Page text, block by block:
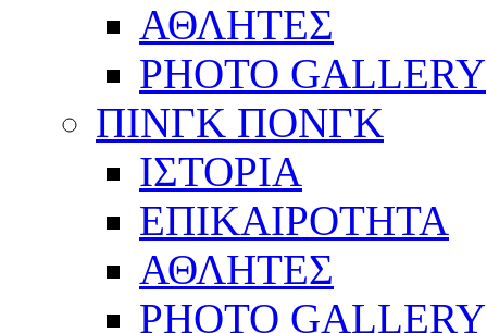
ΑΘΛΗΤΕΣ
PHOTO GALLERY
ΠΙΝΓΚ ΠΟΝΓΚ
ΙΣΤΟΡΙΑ
ΕΠΙΚΑΙΡΟΤΗΤΑ
ΑΘΛΗΤΕΣ
PHOTO GALLERY